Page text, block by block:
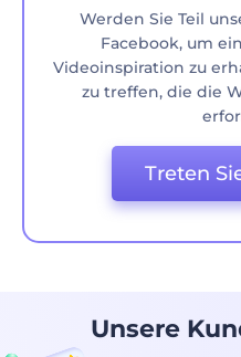
Werden Sie Teil
Facebook, um
Videoinspiration zu
zu treffen, die die
Treten
Unsere